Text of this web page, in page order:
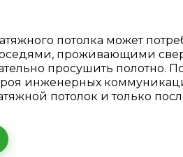
потолка может
проживающими
просушить полотно.
инженерных
потолок и только